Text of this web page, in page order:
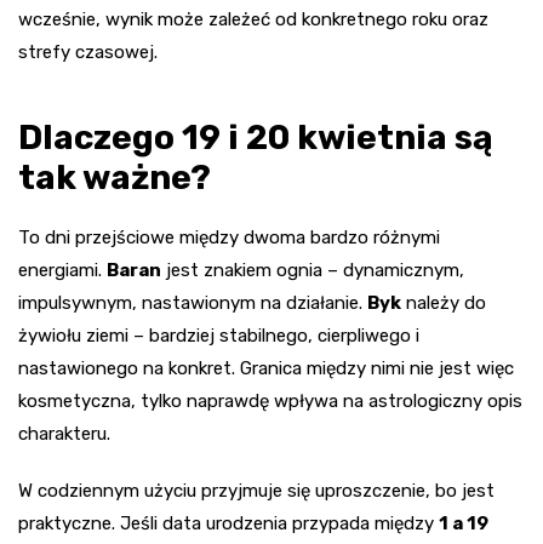
wcześnie, wynik może zależeć od konkretnego roku oraz
strefy czasowej.
Dlaczego 19 i 20 kwietnia są
tak ważne?
To dni przejściowe między dwoma bardzo różnymi
energiami. Baran jest znakiem ognia – dynamicznym,
impulsywnym, nastawionym na działanie. Byk należy do
żywiołu ziemi – bardziej stabilnego, cierpliwego i
nastawionego na konkret. Granica między nimi nie jest więc
kosmetyczna, tylko naprawdę wpływa na astrologiczny opis
charakteru.
W codziennym użyciu przyjmuje się uproszczenie, bo jest
praktyczne. Jeśli data urodzenia przypada między 1 a 19